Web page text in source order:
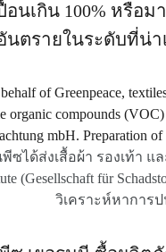
อนเกิน 100% หรื
นตรายในระดับที่น่า
ซได้ส่งเสื้อผ้า รองเท้า แ
(Gesellschaft für
วิเคราะห์หาการ